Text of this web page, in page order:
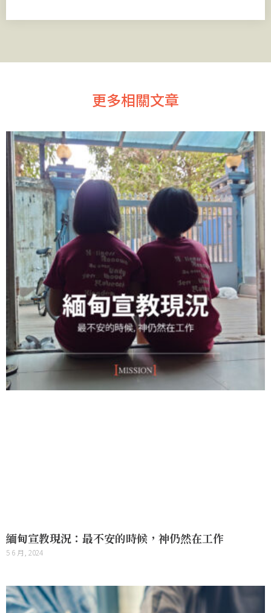
更多相關文章
緬甸宣教現況：最不安的時候，神仍然在工作
5 6 月, 2024